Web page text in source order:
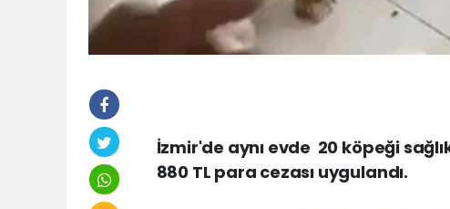
İzmir'de aynı evde 20 köpeği
880 TL para cezası uygulandı.